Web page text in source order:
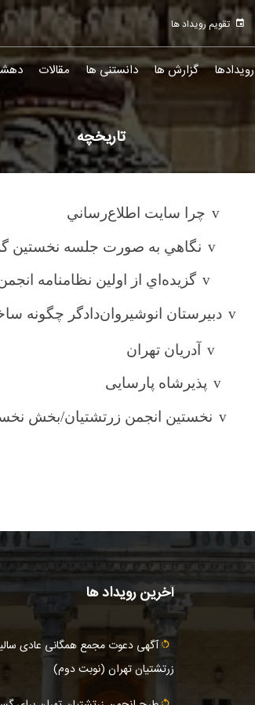
تقویم رویداد ها
رویدادها گزارش ها دانستنی ها مقالات
تاریخچه
v چرا سايت اطلاع‌رساني
v نگاهي به صورت جلسه نخستين
v گزيده‌اي از اولين نظامنامه
v دبيرستان انوشيروان‌دادگر چگونه
v آدریان تهران
v پذیرشاه پارسایی
v نخستین انجمن زرتشتیان/بخش
آخرین رویداد ها
آگهى دعوت مجمع همگانی عادى
زرتشتيان تهران (نوبت دوم)